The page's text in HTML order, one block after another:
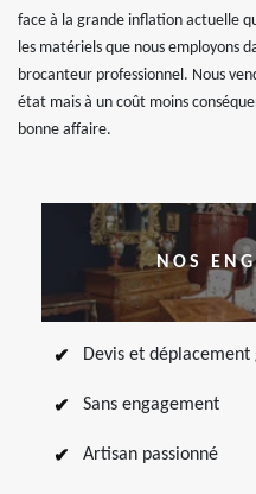
face à la grande inflation actuelle
les matériels que nous employons
brocanteur professionnel. Nous
état mais à un coût moins
bonne affaire.
NOS
Devis et
Sans engagement
Artisan passionné